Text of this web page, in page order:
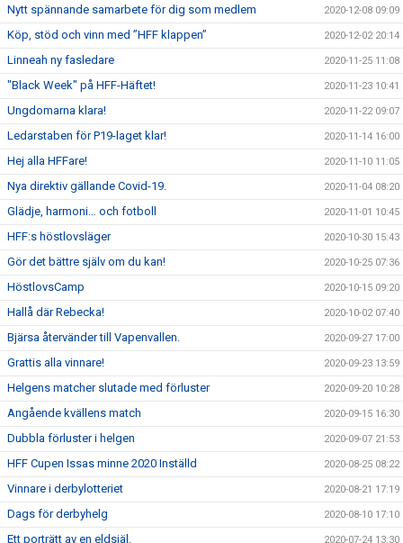
Nytt spännande samarbete för dig som medlem 2020-12-08 09:09
Köp, stöd och vinn med ”HFF klappen” 2020-12-02 20:14
Linneah ny fasledare 2020-11-25 11:08
"Black Week" på HFF-Häftet! 2020-11-23 10:41
Ungdomarna klara! 2020-11-22 09:07
Ledarstaben för P19-laget klar! 2020-11-14 16:00
Hej alla HFFare! 2020-11-10 11:05
Nya direktiv gällande Covid-19. 2020-11-04 08:20
Glädje, harmoni… och fotboll 2020-11-01 10:45
HFF:s höstlovsläger 2020-10-30 15:43
Gör det bättre själv om du kan! 2020-10-25 07:36
HöstlovsCamp 2020-10-15 09:20
Hallå där Rebecka! 2020-10-02 07:40
Bjärsa återvänder till Vapenvallen. 2020-09-27 17:00
Grattis alla vinnare! 2020-09-23 13:59
Helgens matcher slutade med förluster 2020-09-20 10:28
Angående kvällens match 2020-09-15 16:30
Dubbla förluster i helgen 2020-09-07 21:53
HFF Cupen Issas minne 2020 Inställd 2020-08-25 08:22
Vinnare i derbylotteriet 2020-08-21 17:19
Dags för derbyhelg 2020-08-10 17:10
Ett porträtt av en eldsjäl. 2020-07-24 13:30